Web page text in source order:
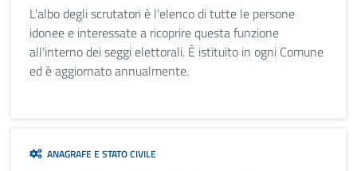
L'albo degli scrutatori è l'elenco di tutte le persone
idonee e interessate a ricoprire questa funzione
all'interno dei seggi elettorali. È istituito in ogni Comune
ed è aggiornato annualmente.
ANAGRAFE E STATO CIVILE